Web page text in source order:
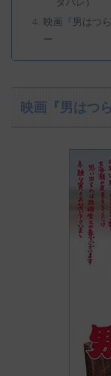
映画『男はつ
ー
映画『男はつ